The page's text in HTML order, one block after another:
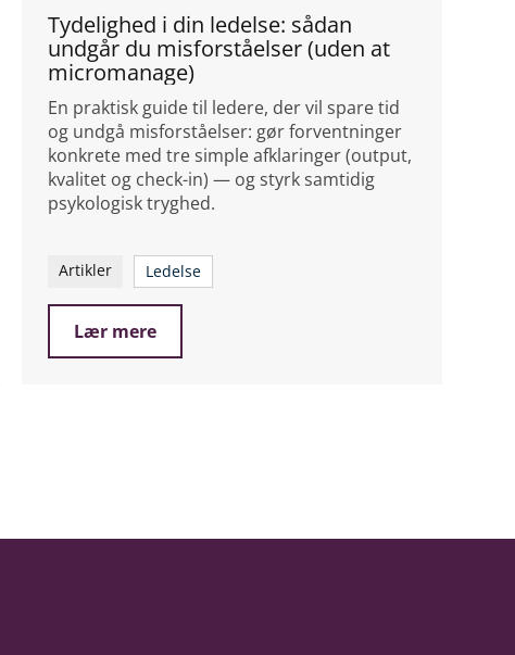
Tydelighed i din ledelse: sådan
undgår du misforståelser (uden at
micromanage)
En praktisk guide til ledere, der vil spare tid
og undgå misforståelser: gør forventninger
konkrete med tre simple afklaringer (output,
kvalitet og check-in) — og styrk samtidig
psykologisk tryghed.
Artikler Ledelse
Lær mere